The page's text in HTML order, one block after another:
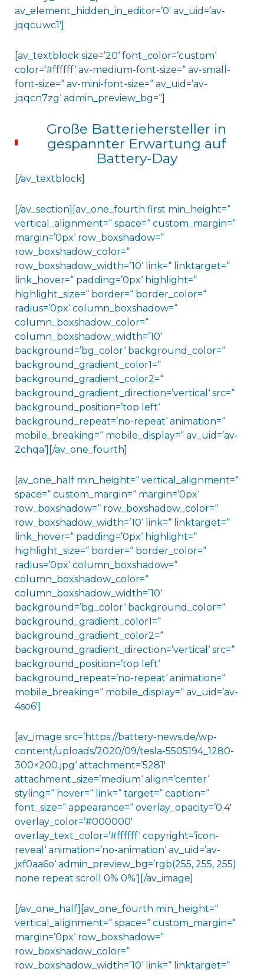
av_element_hidden_in_editor=’0′ av_uid=’av-
jqqcuwc1′]
[av_textblock size=’20‘ font_color=’custom‘
color=’#ffffff‘ av-medium-font-size=“ av-small-
font-size=“ av-mini-font-size=“ av_uid=’av-
jqqcn7zg‘ admin_preview_bg=“]
Große Batteriehersteller in
gespannter Erwartung auf
Battery-Day
[/av_textblock]
[/av_section][av_one_fourth first min_height=“
vertical_alignment=“ space=“ custom_margin=“
margin=’0px‘ row_boxshadow=“
row_boxshadow_color=“
row_boxshadow_width=’10‘ link=“ linktarget=“
link_hover=“ padding=’0px‘ highlight=“
highlight_size=“ border=“ border_color=“
radius=’0px‘ column_boxshadow=“
column_boxshadow_color=“
column_boxshadow_width=’10‘
background=’bg_color‘ background_color=“
background_gradient_color1=“
background_gradient_color2=“
background_gradient_direction=’vertical‘ src=“
background_position=’top left‘
background_repeat=’no-repeat‘ animation=“
mobile_breaking=“ mobile_display=“ av_uid=’av-
2chqa‘][/av_one_fourth]
[av_one_half min_height=“ vertical_alignment=“
space=“ custom_margin=“ margin=’0px‘
row_boxshadow=“ row_boxshadow_color=“
row_boxshadow_width=’10‘ link=“ linktarget=“
link_hover=“ padding=’0px‘ highlight=“
highlight_size=“ border=“ border_color=“
radius=’0px‘ column_boxshadow=“
column_boxshadow_color=“
column_boxshadow_width=’10‘
background=’bg_color‘ background_color=“
background_gradient_color1=“
background_gradient_color2=“
background_gradient_direction=’vertical‘ src=“
background_position=’top left‘
background_repeat=’no-repeat‘ animation=“
mobile_breaking=“ mobile_display=“ av_uid=’av-
4so6′]
[av_image src=’https://battery-news.de/wp-
content/uploads/2020/09/tesla-5505194_1280-
300×200.jpg‘ attachment=’5281′
attachment_size=’medium‘ align=’center‘
styling=“ hover=“ link=“ target=“ caption=“
font_size=“ appearance=“ overlay_opacity=’0.4′
overlay_color=’#000000′
overlay_text_color=’#ffffff‘ copyright=’icon-
reveal‘ animation=’no-animation‘ av_uid=’av-
jxf0aa6o‘ admin_preview_bg=’rgb(255, 255, 255)
none repeat scroll 0% 0%‘][/av_image]
[/av_one_half][av_one_fourth min_height=“
vertical_alignment=“ space=“ custom_margin=“
margin=’0px‘ row_boxshadow=“
row_boxshadow_color=“
row_boxshadow_width=’10‘ link=“ linktarget=“